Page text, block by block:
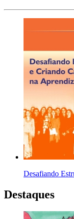
Desafiando
Destaques